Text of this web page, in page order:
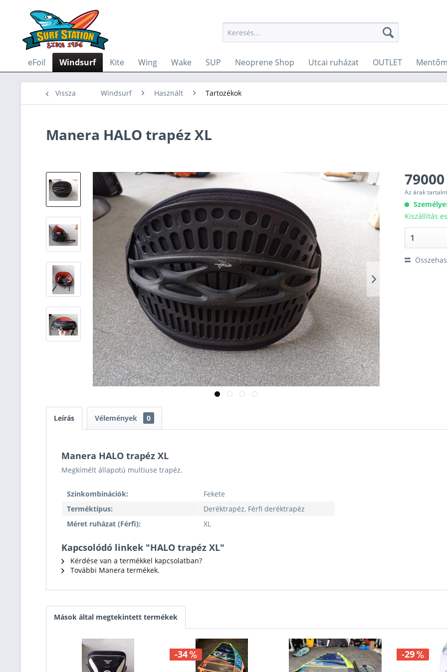
eFoil Windsurf Kite Wing Wake SUP Neoprene Shop Utcai ruházat OUTLET
Vissza Windsurf Használt Tartozékok
Manera HALO trapéz XL
Az árak
Kiszállítás
Leírás Vélemények 0
Manera HALO trapéz XL
Megkímélt állapotú multiuse trapéz.
Szinkombinációk:
Fekete
Terméktípus:
Deréktrapéz, Férfi deréktrapéz
Méret ruházat (Férfi):
XL
Kapcsolódó linkek "HALO trapéz XL"
Kérdése van a termékkel kapcsolatban?
További Manera termékek.
Mások által megtekintett termékek
-34 -29